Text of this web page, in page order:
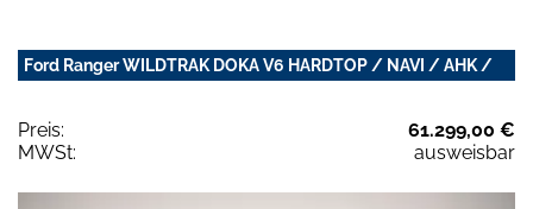
Ford Ranger WILDTRAK DOKA V6 HARDTOP / NAVI / AHK /
Preis:
61.299,00 €
MWSt:
ausweisbar